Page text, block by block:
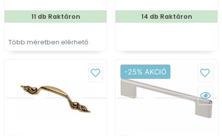
11 db Raktáron
Több méretben elérhető
14 db Raktáron
-25% AKCIÓ